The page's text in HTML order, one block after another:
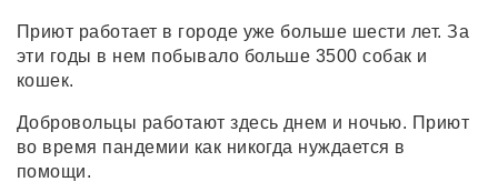
Приют работает в городе уже больше шести лет. За
эти годы в нем побывало больше 3500 собак и
кошек.
Добровольцы работают здесь днем и ночью. Приют
во время пандемии как никогда нуждается в
помощи.